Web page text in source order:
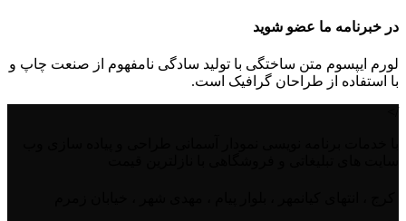
در خبرنامه ما عضو شوید
لورم ایپسوم متن ساختگی با تولید سادگی نامفهوم از صنعت چاپ و
با استفاده از طراحان گرافیک است.